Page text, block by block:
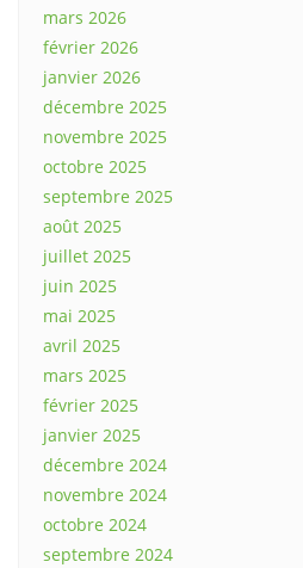
mars 2026
février 2026
janvier 2026
décembre 2025
novembre 2025
octobre 2025
septembre 2025
août 2025
juillet 2025
juin 2025
mai 2025
avril 2025
mars 2025
février 2025
janvier 2025
décembre 2024
novembre 2024
octobre 2024
septembre 2024